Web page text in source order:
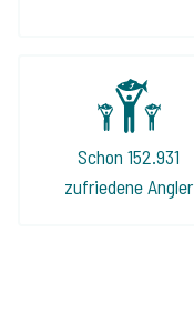
Schon 152.931
zufriedene Angler